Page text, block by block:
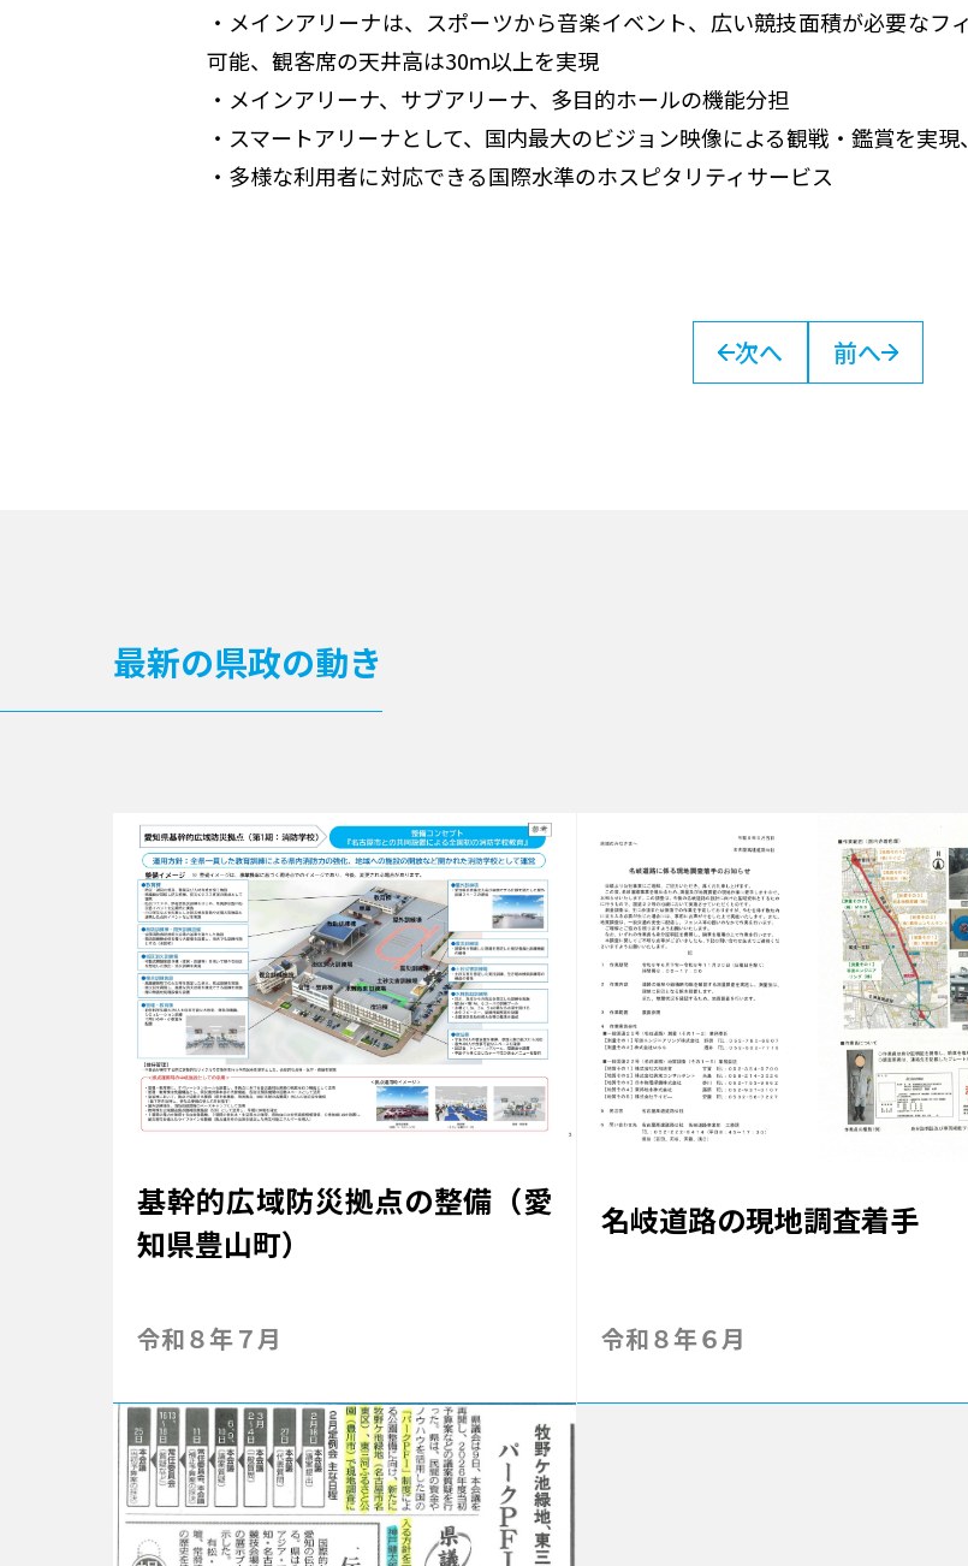
・メインアリーナは、スポーツから音楽イベント、広い競技面積が必要な
可能、観客席の天井高は30ｍ以上を実現
・メインアリーナ、サブアリーナ、多目的ホールの機能分担
・スマートアリーナとして、国内最大のビジョン映像による観戦・鑑賞を実
・多様な利用者に対応できる国際水準のホスピタリティサービス
次へ 前へ
最新の県政の動き
基幹的広域防災拠点の整備（愛
知県豊山町）
令和８年７月
名岐道路の現地調査着手
令和８年６月